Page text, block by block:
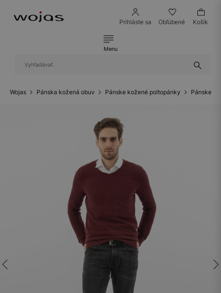
Prihláste sa Obľúbené Košík
Menu
Wojas Pánska kožená obuv Pánske kožené poltopánky Pánske